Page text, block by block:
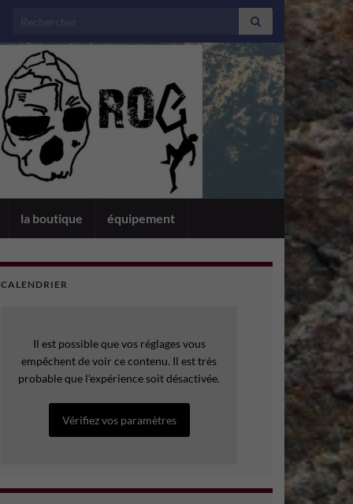
Search for:
la boutique équipement
CALENDRIER
Il est possible que vos réglages vous
empêchent de voir ce contenu. Il est très
probable que l’expérience soit désactivée.
Vérifiez vos paramètres